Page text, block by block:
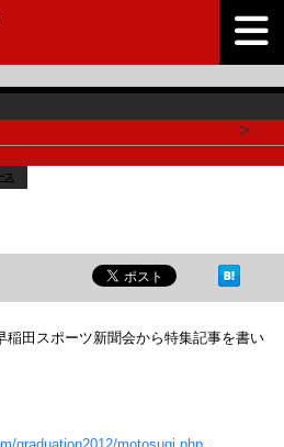
>
ス
稲田スポーツ新聞会から特集記事を書い